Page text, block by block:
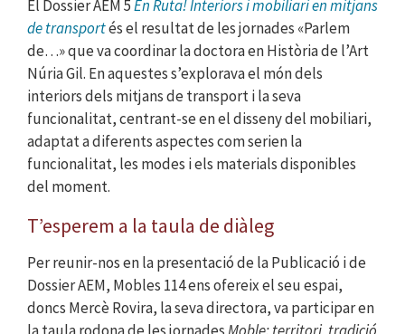
El Dossier AEM 5En Ruta! Interiors i mobiliari en mitjans
de transportés el resultat de les jornades «Parlem
de…» que va coordinar la doctora en Història de l’Art
Núria Gil. En aquestes s’explorava el món dels
interiors dels mitjans de transport i la seva
funcionalitat, centrant-se en el disseny del mobiliari,
adaptat a diferents aspectes com serien la
funcionalitat, les modes i els materials disponibles
del moment.
T’esperem a la taula de diàleg
Per reunir-nos en la presentació de la Publicació i de
Dossier AEM, Mobles 114 ens ofereix el seu espai,
doncs Mercè Rovira, la seva directora,va participar en